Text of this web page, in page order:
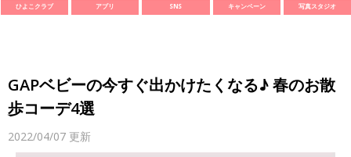
ひよこクラブ アプリ SNS キャンペーン 写真スタジオ
GAPベビーの今すぐ出かけたくなる♪ 春のお散
歩コーデ4選
2022/04/07 更新